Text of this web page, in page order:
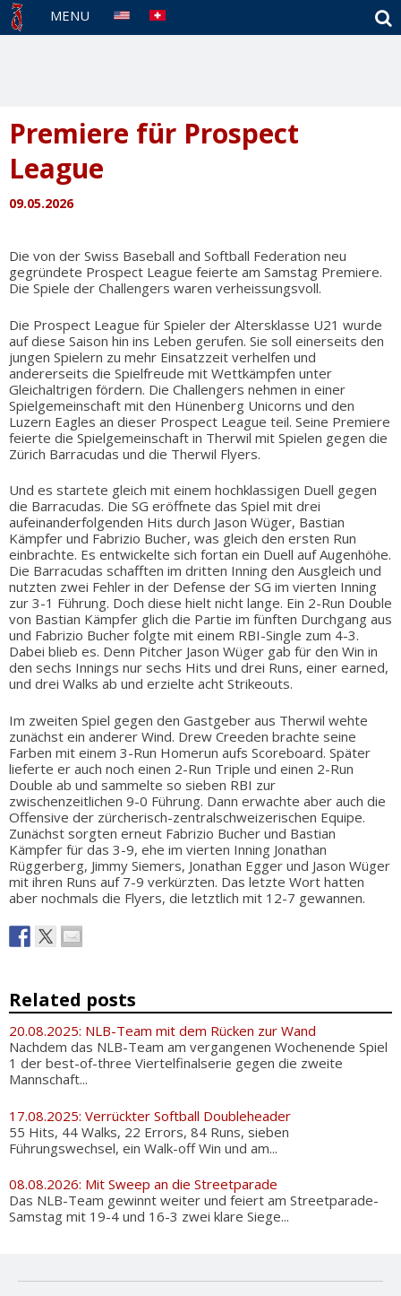
MENU
Premiere für Prospect
League
09.05.2026
Die von der Swiss Baseball and Softball Federation neu
gegründete Prospect League feierte am Samstag Premiere.
Die Spiele der Challengers waren verheissungsvoll.
Die Prospect League für Spieler der Altersklasse U21 wurde
auf diese Saison hin ins Leben gerufen. Sie soll einerseits den
jungen Spielern zu mehr Einsatzzeit verhelfen und
andererseits die Spielfreude mit Wettkämpfen unter
Gleichaltrigen fördern. Die Challengers nehmen in einer
Spielgemeinschaft mit den Hünenberg Unicorns und den
Luzern Eagles an dieser Prospect League teil. Seine Premiere
feierte die Spielgemeinschaft in Therwil mit Spielen gegen die
Zürich Barracudas und die Therwil Flyers.
Und es startete gleich mit einem hochklassigen Duell gegen
die Barracudas. Die SG eröffnete das Spiel mit drei
aufeinanderfolgenden Hits durch Jason Wüger, Bastian
Kämpfer und Fabrizio Bucher, was gleich den ersten Run
einbrachte. Es entwickelte sich fortan ein Duell auf Augenhöhe.
Die Barracudas schafften im dritten Inning den Ausgleich und
nutzten zwei Fehler in der Defense der SG im vierten Inning
zur 3-1 Führung. Doch diese hielt nicht lange. Ein 2-Run Double
von Bastian Kämpfer glich die Partie im fünften Durchgang aus
und Fabrizio Bucher folgte mit einem RBI-Single zum 4-3.
Dabei blieb es. Denn Pitcher Jason Wüger gab für den Win in
den sechs Innings nur sechs Hits und drei Runs, einer earned,
und drei Walks ab und erzielte acht Strikeouts.
Im zweiten Spiel gegen den Gastgeber aus Therwil wehte
zunächst ein anderer Wind. Drew Creeden brachte seine
Farben mit einem 3-Run Homerun aufs Scoreboard. Später
lieferte er auch noch einen 2-Run Triple und einen 2-Run
Double ab und sammelte so sieben RBI zur
zwischenzeitlichen 9-0 Führung. Dann erwachte aber auch die
Offensive der zürcherisch-zentralschweizerischen Equipe.
Zunächst sorgten erneut Fabrizio Bucher und Bastian
Kämpfer für das 3-9, ehe im vierten Inning Jonathan
Rüggerberg, Jimmy Siemers, Jonathan Egger und Jason Wüger
mit ihren Runs auf 7-9 verkürzten. Das letzte Wort hatten
aber nochmals die Flyers, die letztlich mit 12-7 gewannen.
Related posts
20.08.2025: NLB-Team mit dem Rücken zur Wand
Nachdem das NLB-Team am vergangenen Wochenende Spiel
1 der best-of-three Viertelfinalserie gegen die zweite
Mannschaft...
17.08.2025: Verrückter Softball Doubleheader
55 Hits, 44 Walks, 22 Errors, 84 Runs, sieben
Führungswechsel, ein Walk-off Win und am...
08.08.2026: Mit Sweep an die Streetparade
Das NLB-Team gewinnt weiter und feiert am Streetparade-
Samstag mit 19-4 und 16-3 zwei klare Siege...